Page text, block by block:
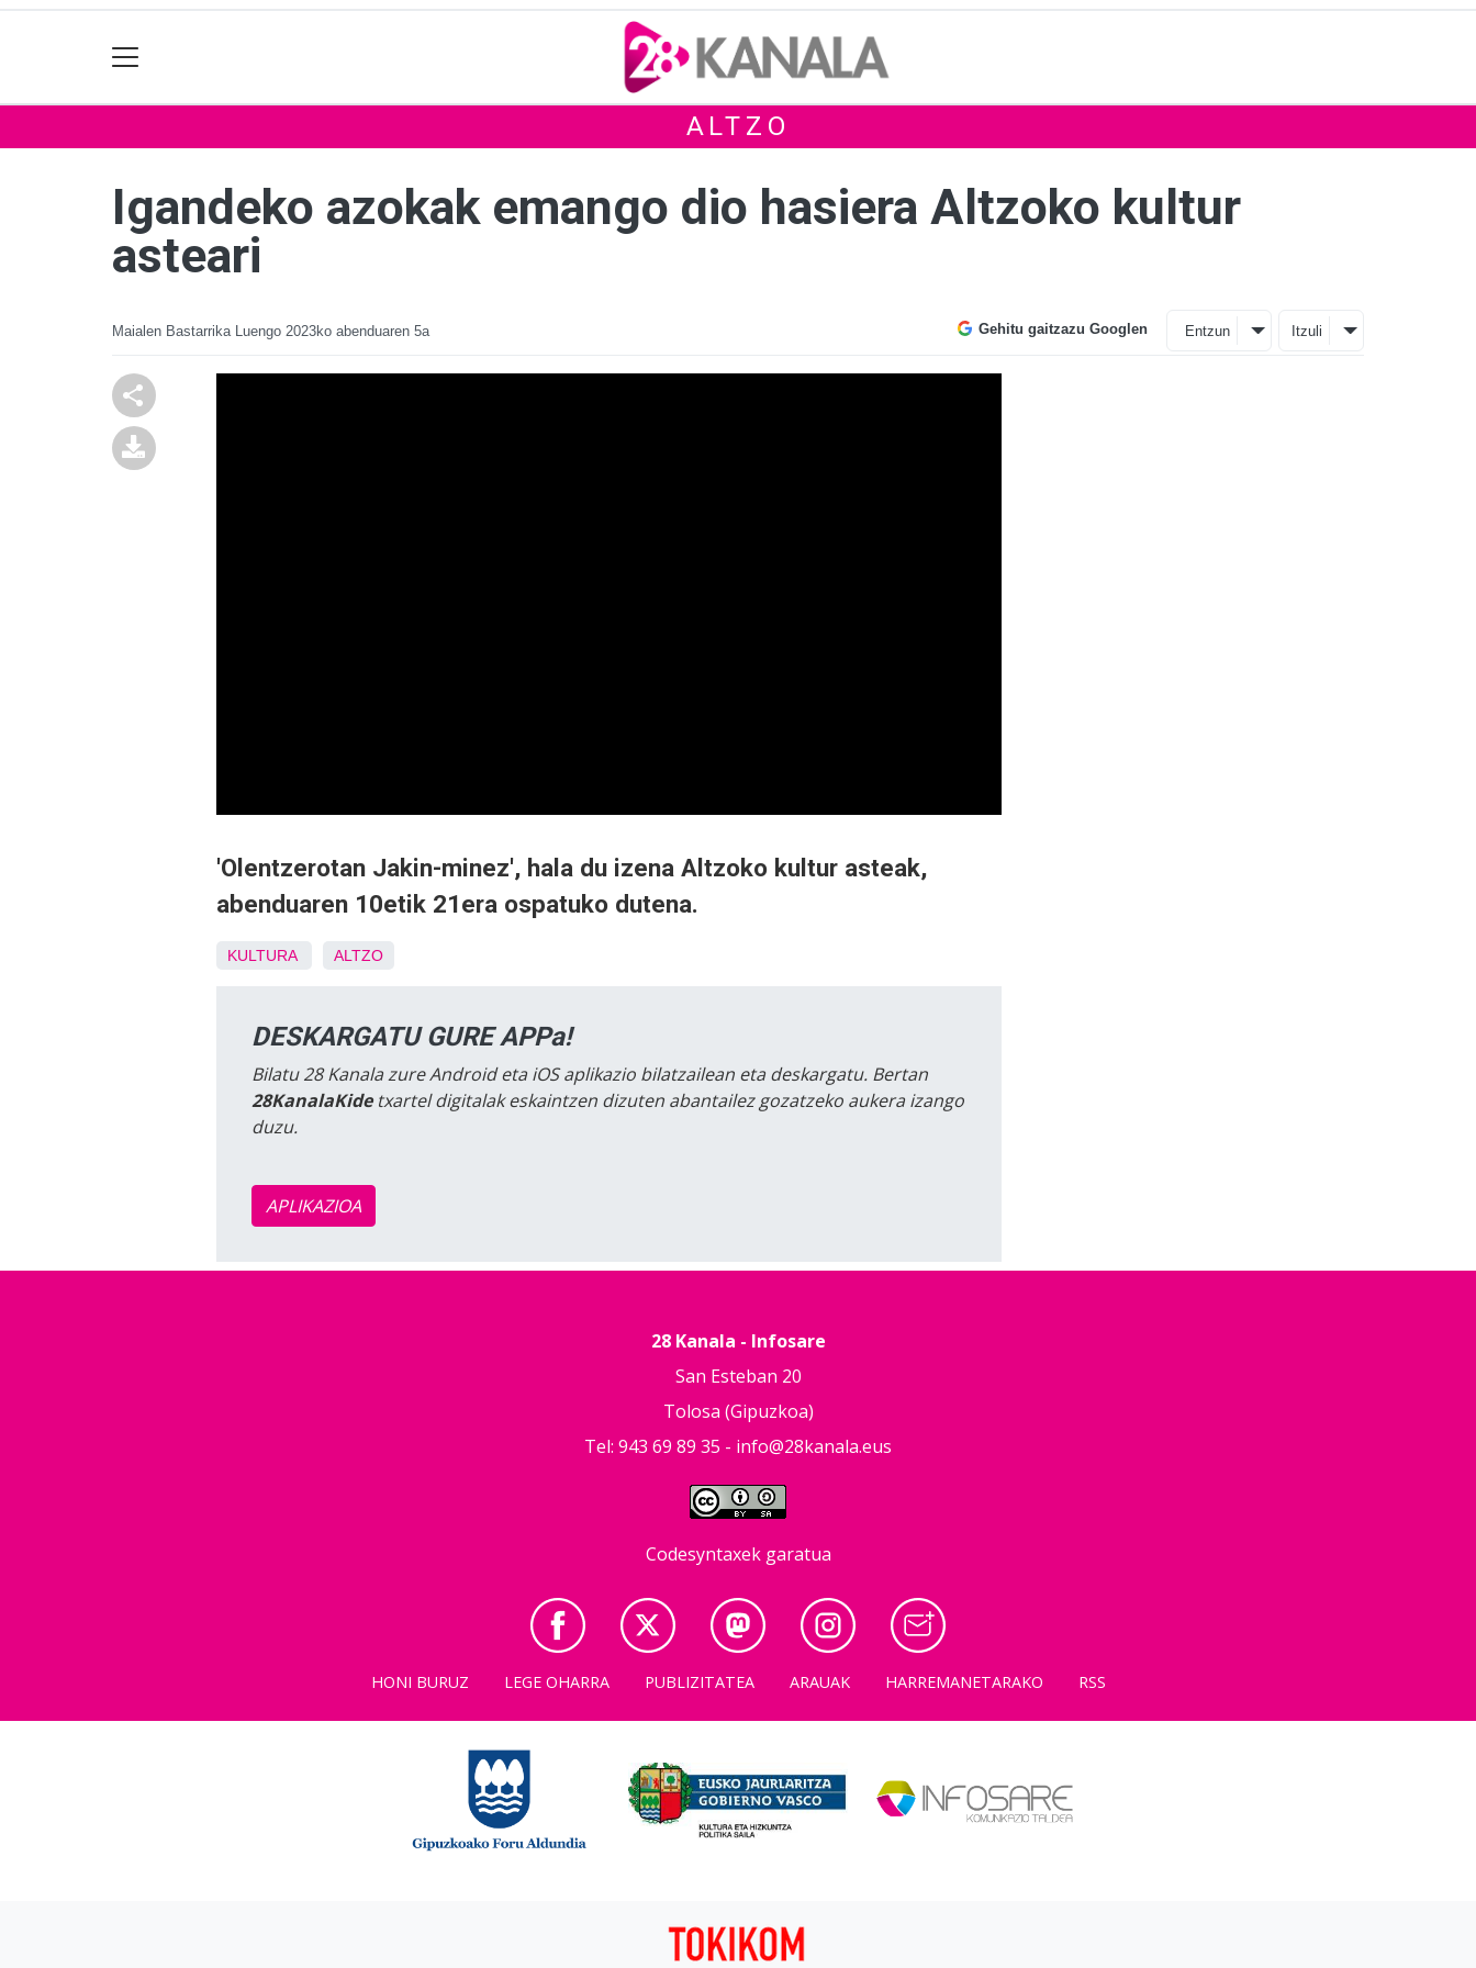
ALTZO
Igandeko azokak emango dio hasiera Altzoko kultur
asteari
Maialen Bastarrika Luengo 2023ko abenduaren 5a Gehitu gaitzazu Googlen Entzun Itzuli
'Olentzerotan Jakin-minez', hala du izena Altzoko kultur asteak,
abenduaren 10etik 21era ospatuko dutena.
KULTURA ALTZO
DESKARGATU GURE APPa!
Bilatu 28 Kanala zure Android eta iOS aplikazio bilatzailean eta deskargatu. Bertan
28KanalaKidetxartel digitalak eskaintzen dizuten abantailez gozatzeko aukera izango
duzu.
APLIKAZIOA
28 Kanala - Infosare
San Esteban 20
Tolosa (Gipuzkoa)
Tel: 943 69 89 35 - info@28kanala.eus
Codesyntaxek garatua
HONI BURUZ LEGE OHARRA PUBLIZITATEA ARAUAK HARREMANETARAKO RSS